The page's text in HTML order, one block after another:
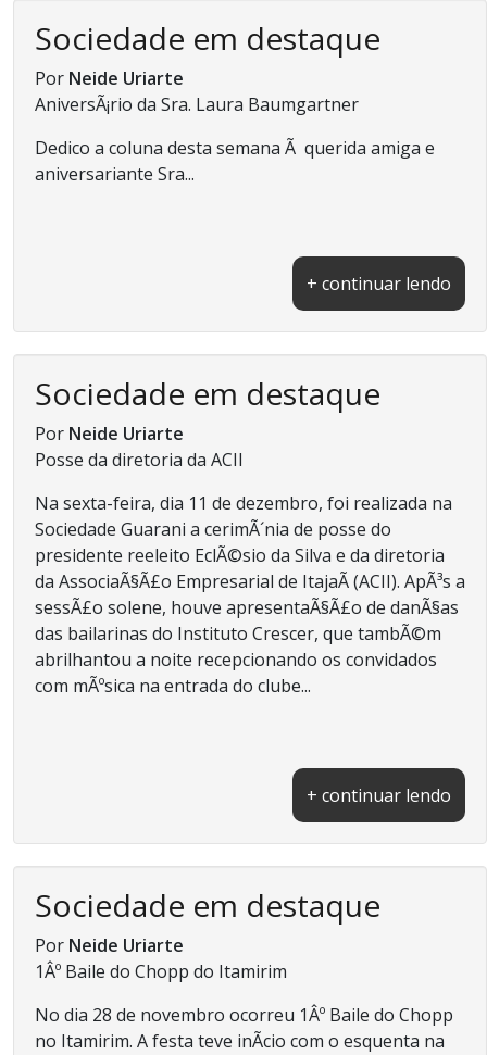
Sociedade em destaque
Por Neide Uriarte
AniversÃ¡rio da Sra. Laura Baumgartner
Dedico a coluna desta semana Ã querida amiga e
aniversariante Sra...
+ continuar lendo
Sociedade em destaque
Por Neide Uriarte
Posse da diretoria da ACII
Na sexta-feira, dia 11 de dezembro, foi realizada na
Sociedade Guarani a cerimÃ´nia de posse do
presidente reeleito EclÃ©sio da Silva e da diretoria
da AssociaÃ§Ã£o Empresarial de ItajaÃ­ (ACII). ApÃ³s a
sessÃ£o solene, houve apresentaÃ§Ã£o de danÃ§as
das bailarinas do Instituto Crescer, que tambÃ©m
abrilhantou a noite recepcionando os convidados
com mÃºsica na entrada do clube...
+ continuar lendo
Sociedade em destaque
Por Neide Uriarte
1Âº Baile do Chopp do Itamirim
No dia 28 de novembro ocorreu 1Âº Baile do Chopp
no Itamirim. A festa teve inÃ­cio com o esquenta na